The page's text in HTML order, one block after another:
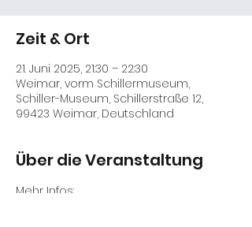
Zeit & Ort
21. Juni 2025, 21:30 – 22:30
Weimar, vorm Schillermuseum,
Schiller-Museum, Schillerstraße 12,
99423 Weimar, Deutschland
Über die Veranstaltung
Mehr Infos: